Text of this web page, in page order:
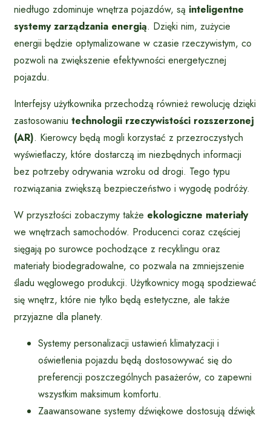
niedługo zdominuje wnętrza pojazdów, są inteligentne
systemy zarządzania energią. Dzięki nim, zużycie
energii będzie optymalizowane w czasie rzeczywistym, co
pozwoli na zwiększenie efektywności energetycznej
pojazdu.
Interfejsy użytkownika przechodzą również rewolucję dzięki
zastosowaniu technologii rzeczywistości rozszerzonej
(AR). Kierowcy będą mogli korzystać z przezroczystych
wyświetlaczy, które dostarczą im niezbędnych informacji
bez potrzeby odrywania wzroku od drogi. Tego typu
rozwiązania zwiększą bezpieczeństwo i wygodę podróży.
W przyszłości zobaczymy także ekologiczne materiały
we wnętrzach samochodów. Producenci coraz częściej
sięgają po surowce pochodzące z recyklingu oraz
materiały biodegradowalne, co pozwala na zmniejszenie
śladu węglowego produkcji. Użytkownicy mogą spodziewać
się wnętrz, które nie tylko będą estetyczne, ale także
przyjazne dla planety.
Systemy personalizacji ustawień klimatyzacji i
oświetlenia pojazdu będą dostosowywać się do
preferencji poszczególnych pasażerów, co zapewni
wszystkim maksimum komfortu.
Zaawansowane systemy dźwiękowe dostosują dźwięk